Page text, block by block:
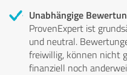
Unabhängige
ProvenExpert ist
und neutral.
freiwillig, können nicht
finanziell noch